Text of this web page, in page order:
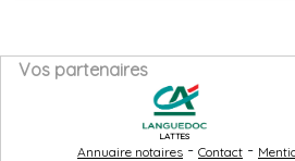
Vos partenaires
LATTES
Annuaire notaires - Contact -